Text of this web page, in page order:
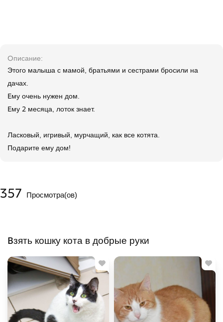
Описание
Этого малыша с мамой, братьями и сестрами бросили на
дачах.
Ему очень нужен дом.
Ему 2 месяца, лоток знает.
Ласковый, игривый, мурчащий, как все котята.
Подарите ему дом!
357 Просмотра(ов)
Взять кошку кота в добрые руки